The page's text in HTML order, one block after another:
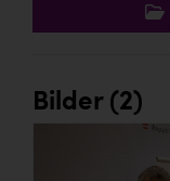
VERITAS
Vorlagenportal
Bilder (2)